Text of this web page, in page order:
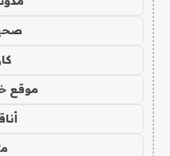
موقع